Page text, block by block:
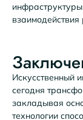
Искусственный
сегодня
закладывая
технологии